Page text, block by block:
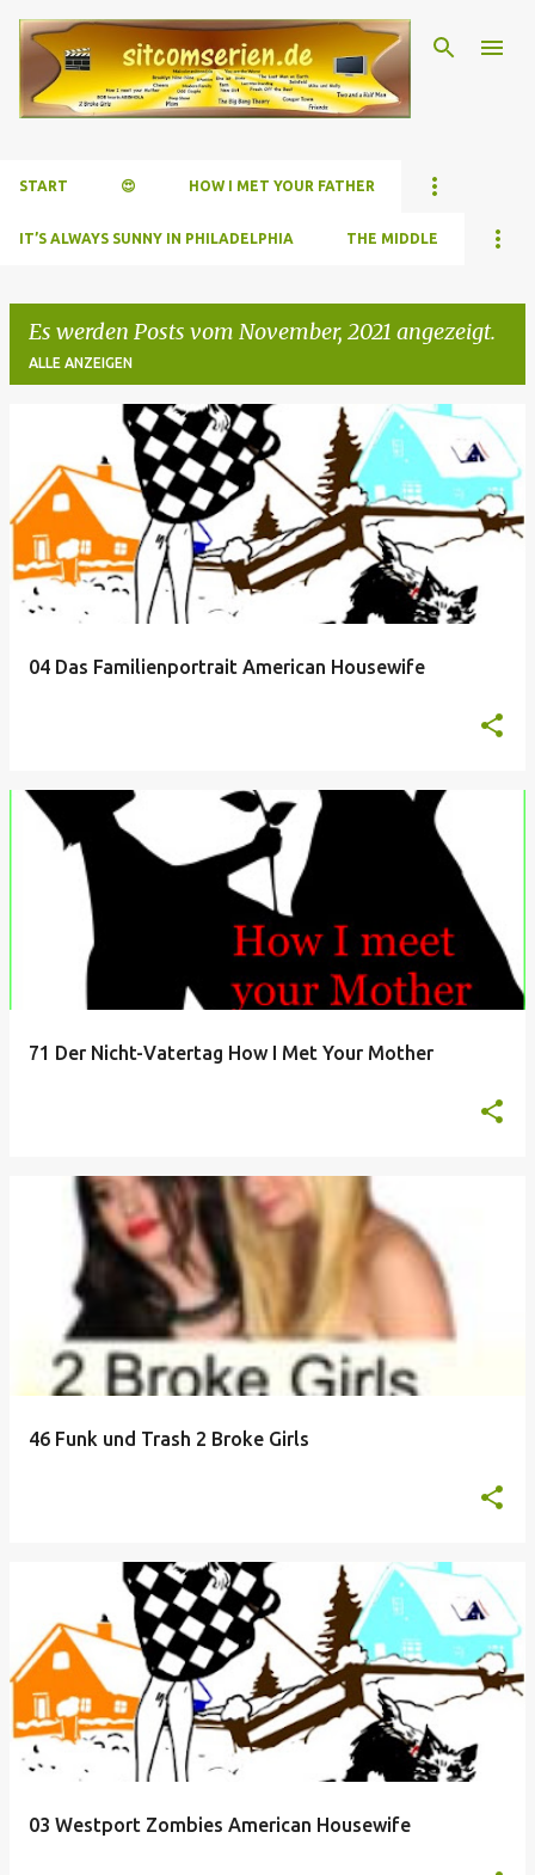
Direkt zum Hauptbereich
START 😍 HOW I MET YOUR FATHER
IT’S ALWAYS SUNNY IN PHILADELPHIA THE MIDDLE
Es werden Posts vom November, 2021 angezeigt.
ALLE ANZEIGEN
s
s
04 Das Familienportrait American Housewife
71 Der Nicht-Vatertag How I Met Your Mother
46 Funk und Trash 2 Broke Girls
03 Westport Zombies American Housewife